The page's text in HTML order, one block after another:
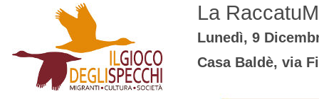
La
Lunedì, 9
Casa Baldè, via